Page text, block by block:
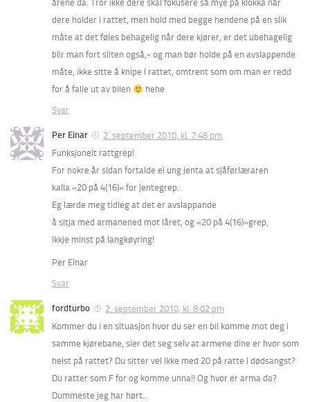
årene da. Tror ikke dere skal fokusere så mye på klokka når
dere holder i rattet, men hold med begge hendene på en slik
måte at det føles behagelig når dere kjører, er det ubehagelig
blir man fort sliten også,- og man bør holde på en avslappende
måte, ikke sitte å knipe i rattet, omtrent som om man er redd
for å falle ut av bilen
hehe
Svar
Per Einar
2. september 2010, kl. 7:48 pm
Funksjonelt rattgrep!
For nokre år sidan fortalde ei ung jenta at sjåførlæraren
kalla «20 på 4(16)» for jentegrep.
Eg lærde meg tidleg at det er avslappande
å sitja med armanened mot låret, og «20 på 4(16)»grep,
ikkje minst på langkøyring!
Per Einar
Svar
fordturbo
2. september 2010, kl. 8:02 pm
Kommer du i en situasjon hvor du ser en bil komme mot deg i
samme kjørebane, sier det seg selv at armene dine er hvor som
helst på rattet? Du sitter vel ikke med 20 på ratte i dødsangst?
Du ratter som F for og komme unna!! Og hvor er arma da?
Dummeste jeg har hørt..